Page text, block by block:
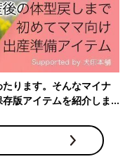
ります。そんなマイナ
版アイテムを紹介しま